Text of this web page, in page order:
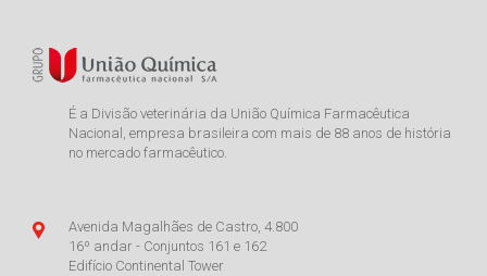
É a Divisão veterinária da União Química Farmacêutica
Nacional, empresa brasileira com mais de 88 anos de história
no mercado farmacêutico.
Avenida Magalhães de Castro, 4.800
16º andar - Conjuntos 161 e 162
Edifício Continental Tower